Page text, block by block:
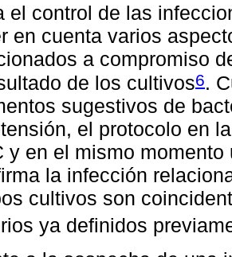
el control de las
en cuenta varios
a compromiso
de los cultivos6.
sugestivos de
el protocolo en
y en el mismo
la infección
cultivos son
ya definidos